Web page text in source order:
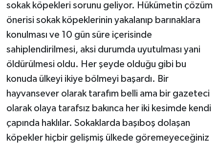
sokak köpekleri sorunu geliyor. Hükümetin çözüm
önerisi sokak köpeklerinin yakalanıp barınaklara
konulması ve 10 gün süre içerisinde
sahiplendirilmesi, aksi durumda uyutulması yani
öldürülmesi oldu. Her şeyde olduğu gibi bu
konuda ülkeyi ikiye bölmeyi başardı. Bir
hayvansever olarak tarafım belli ama bir gazeteci
olarak olaya tarafsız bakınca her iki kesimde kendi
çapında haklılar. Sokaklarda başıboş dolaşan
köpekler hiçbir gelişmiş ülkede göremeyeceğiniz
SPOR
TEKNOLOJİ
YAŞAM